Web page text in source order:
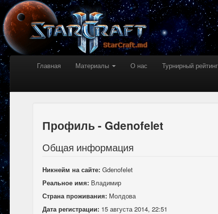
Главная Материалы О нас Турнирный рейтинг
Профиль - Gdenofelet
Общая информация
Никнейм на сайте: Gdenofelet
Реальное имя: Владимир
Страна проживания: Молдова
Дата регистрации: 15 августа 2014, 22:51